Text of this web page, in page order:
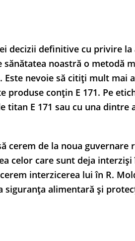
decizii definitive cu privire
sănătatea noastră o metodă
nevoie să citiți mult mai
produse conțin E 171. Pe
titan E 171 sau cu una
cerem de la noua
celor care sunt deja
interzicerea lui în R.
siguranța alimentară și